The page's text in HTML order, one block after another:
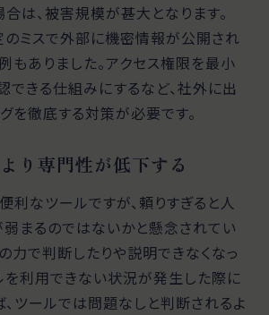
は、被害規模が甚大となります。
ミスで外部に機密情報が公開され
もありました。アクセス権限を最小
できる仕組みにするなど、社外に出
を徹底する対策が必要です。
り専門性が低下する
利なツールですが、頼りすぎると人
まるのではないかと懸念されてい
力で判断したりや説明できなくなっ
を利用できない状況が発生した際に
、ツールでは問題なしと判断されるよ